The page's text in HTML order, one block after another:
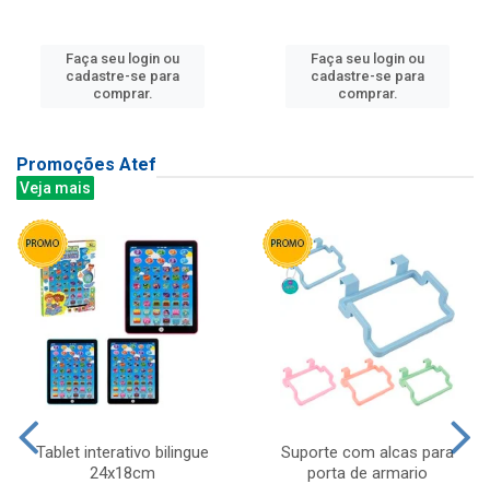
Faça seu login ou
cadastre-se para
comprar.
Faça seu login ou
cadastre-se para
comprar.
Promoções Atef
Veja mais
Tablet interativo bilingue
24x18cm
Suporte com alcas para
porta de armario